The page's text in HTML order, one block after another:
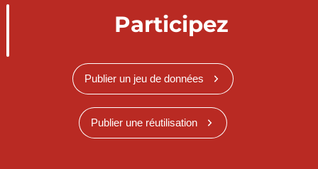
Participez
Publier un jeu de données
Publier une réutilisation